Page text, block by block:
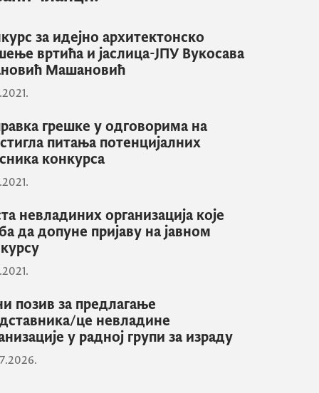
за идејно архитектонско
вртића и јаслица-ЈПУ Вукосава
Машановић
грешке у одговорима на
питања потенцијалних
конкурса
невладиних организација које
да допуне пријаву на јавном
позив за предлагање
це невладине
у радној групи за израду